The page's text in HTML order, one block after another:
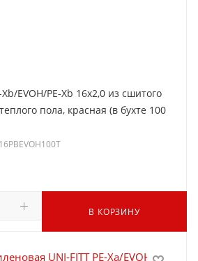
EVOH/PE-Xb 16х2,0 из сшитого
пола, красная (в бухте 100
В КОРЗИНУ